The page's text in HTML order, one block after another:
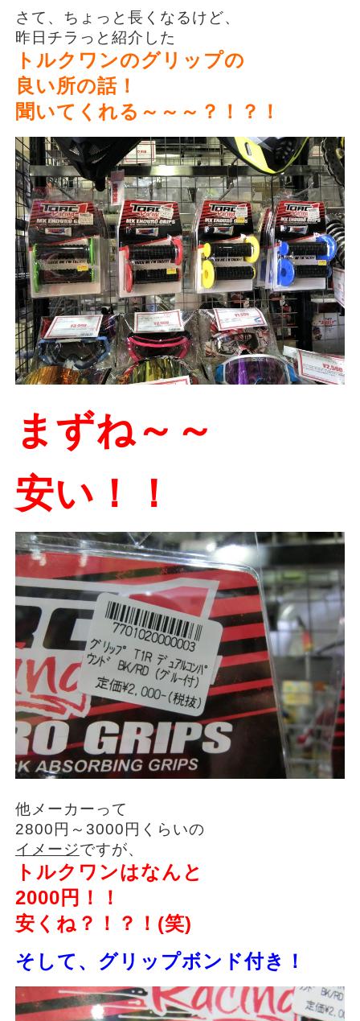
さて、ちょっと長くなるけど、
昨日チラっと紹介した
トルクワンのグリップの
良い所の話！
聞いてくれる～～～？！？！
まずね～～
安い！！
他メーカーって
2800円～3000円くらいの
イメージですが、
トルクワンはなんと
2000円！！
安くね？！？！(笑)
そして、グリップボンド付き！